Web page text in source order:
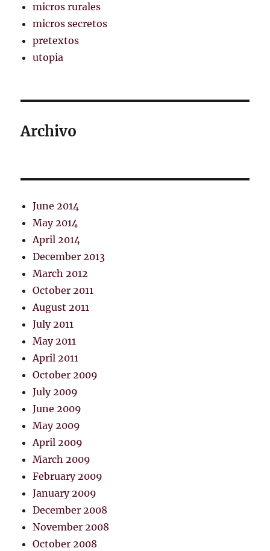
micros rurales
micros secretos
pretextos
utopia
Archivo
June 2014
May 2014
April 2014
December 2013
March 2012
October 2011
August 2011
July 2011
May 2011
April 2011
October 2009
July 2009
June 2009
May 2009
April 2009
March 2009
February 2009
January 2009
December 2008
November 2008
October 2008